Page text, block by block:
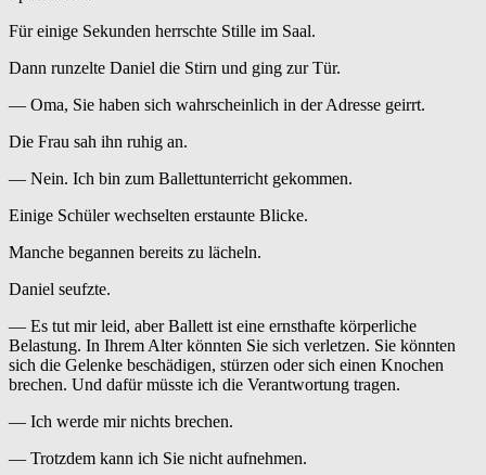
Für einige Sekunden herrschte Stille im Saal.
Dann runzelte Daniel die Stirn und ging zur Tür.
— Oma, Sie haben sich wahrscheinlich in der Adresse geirrt.
Die Frau sah ihn ruhig an.
— Nein. Ich bin zum Ballettunterricht gekommen.
Einige Schüler wechselten erstaunte Blicke.
Manche begannen bereits zu lächeln.
Daniel seufzte.
— Es tut mir leid, aber Ballett ist eine ernsthafte körperliche
Belastung. In Ihrem Alter könnten Sie sich verletzen. Sie könnten
sich die Gelenke beschädigen, stürzen oder sich einen Knochen
brechen. Und dafür müsste ich die Verantwortung tragen.
— Ich werde mir nichts brechen.
— Trotzdem kann ich Sie nicht aufnehmen.